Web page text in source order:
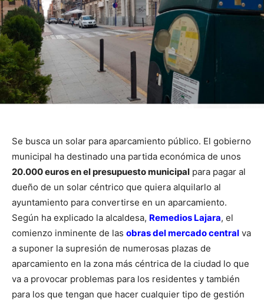
Se busca un solar para aparcamiento público. El gobierno
municipal ha destinado una partida económica de unos
20.000 euros en el presupuesto municipal para pagar al
dueño de un solar céntrico que quiera alquilarlo al
ayuntamiento para convertirse en un aparcamiento.
Según ha explicado la alcaldesa, Remedios Lajara, el
comienzo inminente de las obras del mercado central va
a suponer la supresión de numerosas plazas de
aparcamiento en la zona más céntrica de la ciudad lo que
va a provocar problemas para los residentes y también
para los que tengan que hacer cualquier tipo de gestión